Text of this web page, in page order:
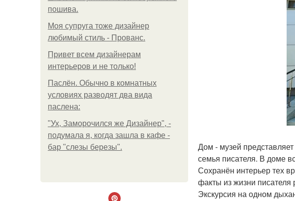
пошива.
Моя супруга тоже дизайнер
любимый стиль - Прованс.
Привет всем дизайнерам
интерьеров и не только!
Паслён. Обычно в комнатных
условиях разводят два вида
паслена:
"Ух, Заморочился же Дизайнер", -
подумала я, когда зашла в кафе -
бар "слезы березы".
Дом - музей
семья писателя. В доме
Сохранён интерьер тех
факты из жизни писателя
Экскурсия на одном